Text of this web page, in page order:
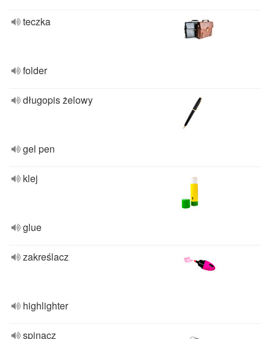
teczka
folder
długopis żelowy
gel pen
klej
glue
zakreślacz
highlighter
spinacz